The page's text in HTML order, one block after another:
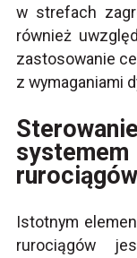
w strefach
również
zastosowanie
z wymaganiami
rurociągów
Istotnym
rurociągów